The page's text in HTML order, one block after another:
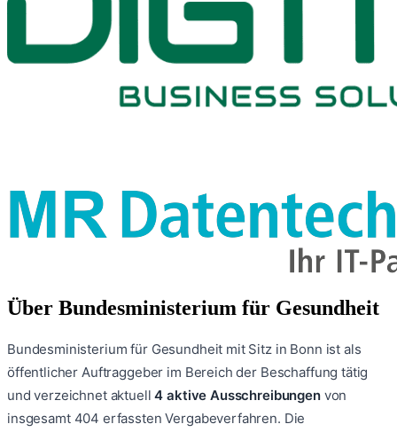
Über Bundesministerium für Gesundheit
Bundesministerium für Gesundheit mit Sitz in Bonn ist als
öffentlicher Auftraggeber im Bereich der Beschaffung tätig
und verzeichnet aktuell 4 aktive Ausschreibungen von
insgesamt 404 erfassten Vergabeverfahren. Die